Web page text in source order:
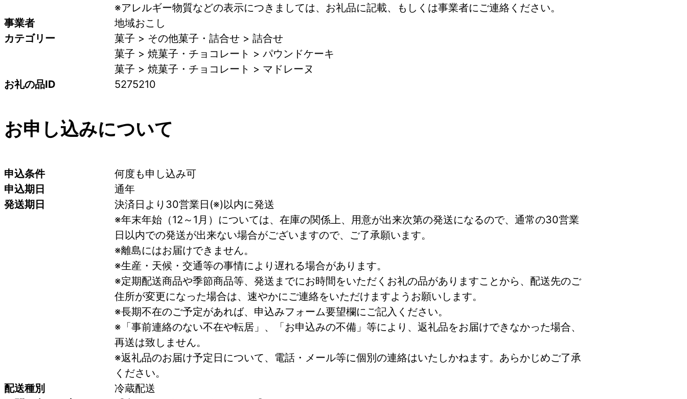
※アレルギー物質などの表示につきましては、お礼品に記載、もしくは事業者にご連絡ください。
事業者
地域おこし
カテゴリー
菓子 > その他菓子・詰合せ > 詰合せ
菓子 > 焼菓子・チョコレート > パウンドケーキ
菓子 > 焼菓子・チョコレート > マドレーヌ
お礼の品ID
5275210
お申し込みについて
申込条件
何度も申し込み可
申込期日
通年
発送期日
決済日より30営業日(※)以内に発送
※年末年始（12～1月）については、在庫の関係上、用意が出来次第の発送になるので、通常の30営業
日以内での発送が出来ない場合がございますので、ご了承願います。
※離島にはお届けできません。
※生産・天候・交通等の事情により遅れる場合があります。
※定期配送商品や季節商品等、発送までにお時間をいただくお礼の品がありますことから、配送先のご
住所が変更になった場合は、速やかにご連絡をいただけますようお願いします。
※長期不在のご予定があれば、申込みフォーム要望欄にご記入ください。
※「事前連絡のない不在や転居」、「お申込みの不備」等により、返礼品をお届けできなかった場合、
再送は致しません。
※返礼品のお届け予定日について、電話・メール等に個別の連絡はいたしかねます。あらかじめご了承
ください。
配送種別
冷蔵配送